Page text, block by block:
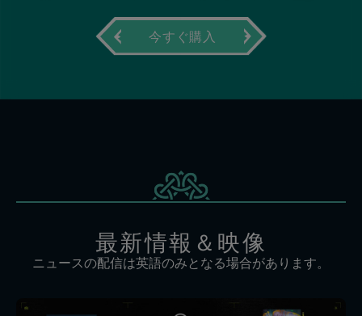
今すぐ購入
最新情報＆映像
ニュースの配信は英語のみとなる場合があります。